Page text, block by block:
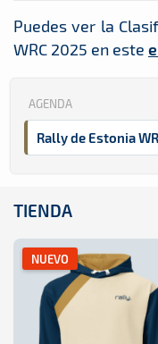
Puedes ver la
WRC 2025 en este
AGENDA
Rally de Estonia
TIENDA
NUEVO